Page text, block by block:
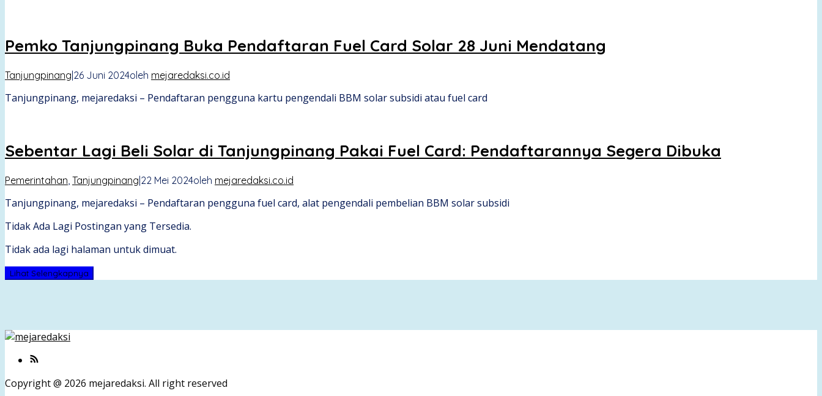
Pemko Tanjungpinang Buka Pendaftaran Fuel Card Solar 28 Juni Mendatang
Tanjungpinang|26 Juni 2024oleh mejaredaksi.co.id
Tanjungpinang, mejaredaksi – Pendaftaran pengguna kartu pengendali BBM solar subsidi atau fuel card
Sebentar Lagi Beli Solar di Tanjungpinang Pakai Fuel Card: Pendaftarannya Segera Dibuka
Pemerintahan Tanjungpinang|22 Mei 2024oleh mejaredaksi.co.id
Tanjungpinang, mejaredaksi – Pendaftaran pengguna fuel card, alat pengendali pembelian BBM solar subsidi
Tidak Ada Lagi Postingan yang Tersedia.
Tidak ada lagi halaman untuk dimuat.
Lihat Selengkapnya
Copyright @ 2026 mejaredaksi. All right reserved